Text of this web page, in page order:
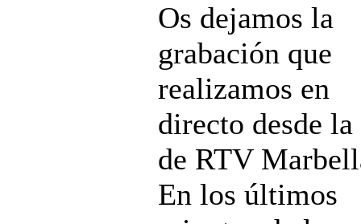
Os dejamos la
grabación que
realizamos en
directo desde la
de RTV
En los últimos